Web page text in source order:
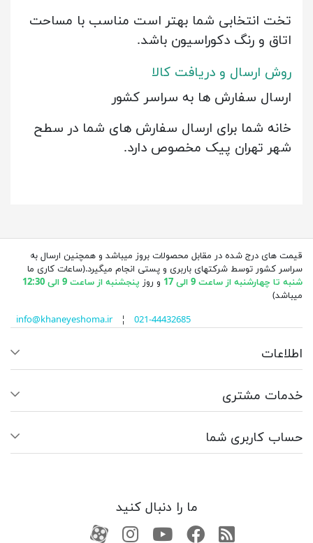
تخت انتخابی شما بهتر است مناسب با مساحت
اتاق و رنگ دکوراسیون باشد.
روش ارسال و دریافت کالا
ارسال سفارش ها به سراسر کشور
خانه شما برای ارسال سفارش های شما در سطح
شهر تهران پیک مخصوص دارد.
قیمت های درج شده در مقابل محصولات بروز میباشد و همچنین ارسال به
سراسر کشور توسط شرکتهای باربری و پستی انجام میگیرد.(ساعات کاری ما
شنبه تا چهارشنبه از ساعت 9 الی 17
و روز پنجشنبه از ساعت 9 الی 12:30
میباشد)
info@khaneyeshoma.ir¦ 021-44432685
اطلاعات
خدمات مشتری
حساب کاربری شما
ما را دنبال کنید
RSSفیسبوکیوتیوبکانال آپارات
کانال آپارات